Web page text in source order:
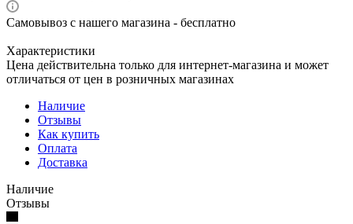
Самовывоз с нашего магазина - бесплатно
Характеристики
Цена действительна только для интернет-магазина и может
отличаться от цен в розничных магазинах
Наличие
Отзывы
Как купить
Оплата
Доставка
Наличие
Отзывы